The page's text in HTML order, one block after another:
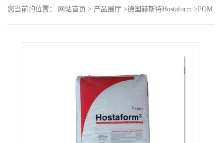
您当前的位置： 网站首页 > 产品展厅 >德国赫斯特Hostaform >POM